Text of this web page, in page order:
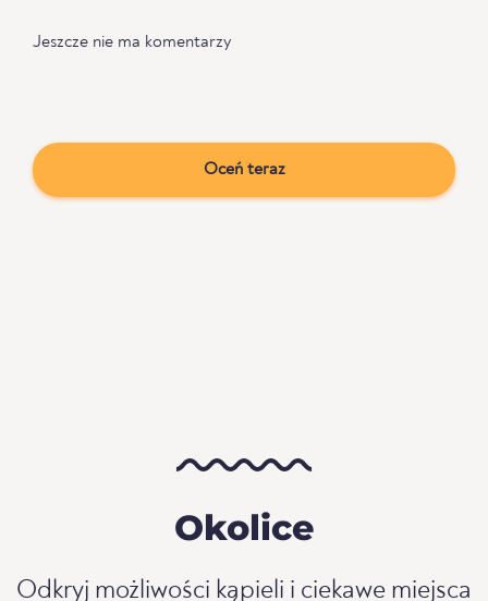
Jeszcze nie ma komentarzy
Oceń teraz
Okolice
Odkryj możliwości kąpieli i ciekawe miejsca